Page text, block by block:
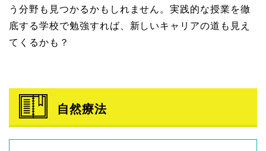
う分野も見つかるかもしれません。実践的な授業を徹
底する学校で勉強すれば、新しいキャリアの道も見え
てくるかも？
自然療法